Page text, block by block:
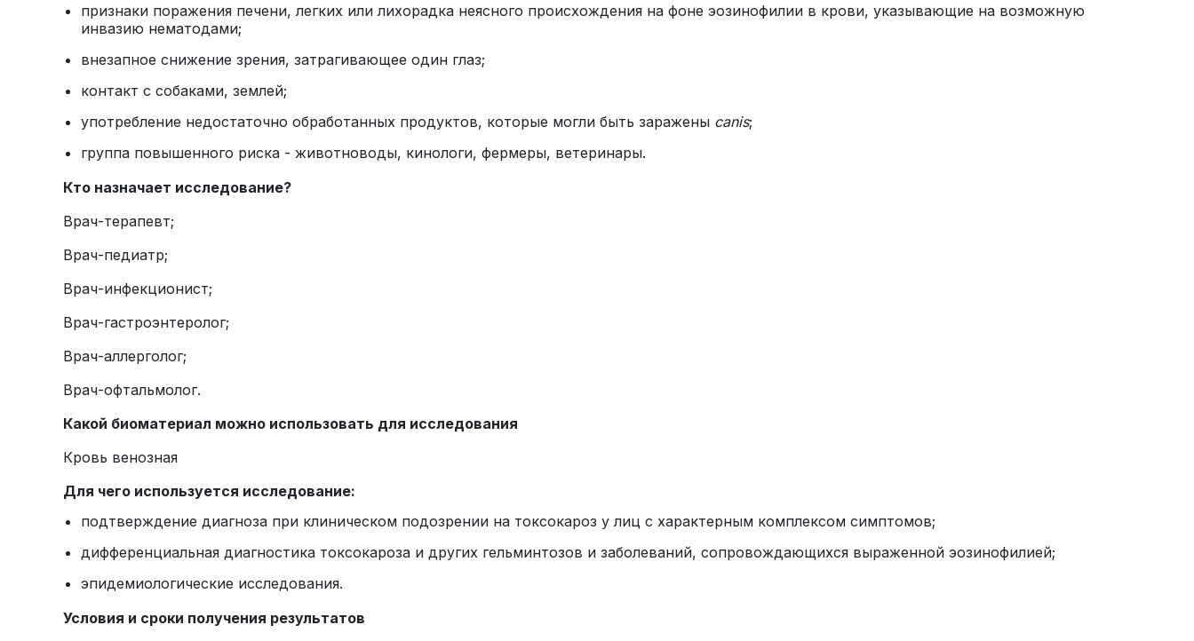
признаки поражения печени, легких или лихорадка неясного происхождения на фоне эозинофилии в крови, указывающие на возможную
инвазию нематодами;
внезапное снижение зрения, затрагивающее один глаз;
контакт с собаками, землей;
употребление недостаточно обработанных продуктов, которые могли быть заражены сanis;
группа повышенного риска - животноводы, кинологи, фермеры, ветеринары.
Кто назначает исследование?
Врач-терапевт;
Врач-педиатр;
Врач-инфекционист;
Врач-гастроэнтеролог;
Врач-аллерголог;
Врач-офтальмолог.
Какой биоматериал можно использовать для исследования
Кровь венозная
Для чего используется исследование:
подтверждение диагноза при клиническом подозрении на токсокароз у лиц с характерным комплексом симптомов;
дифференциальная диагностика токсокароза и других гельминтозов и заболеваний, сопровождающихся выраженной эозинофилией;
эпидемиологические исследования.
Условия и сроки получения результатов